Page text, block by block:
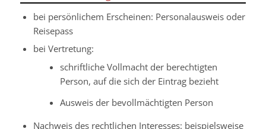
bei persönlichem Erscheinen: Personalausweis oder
Reisepass
bei Vertretung:
schriftliche Vollmacht der berechtigten
Person, auf die sich der Eintrag bezieht
Ausweis der bevollmächtigten Person
Nachweis des rechtlichen Interesses: beispielsweise